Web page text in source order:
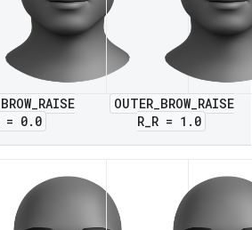
= 0.0
OUTER_BROW_RAISE
R_R = 1.0